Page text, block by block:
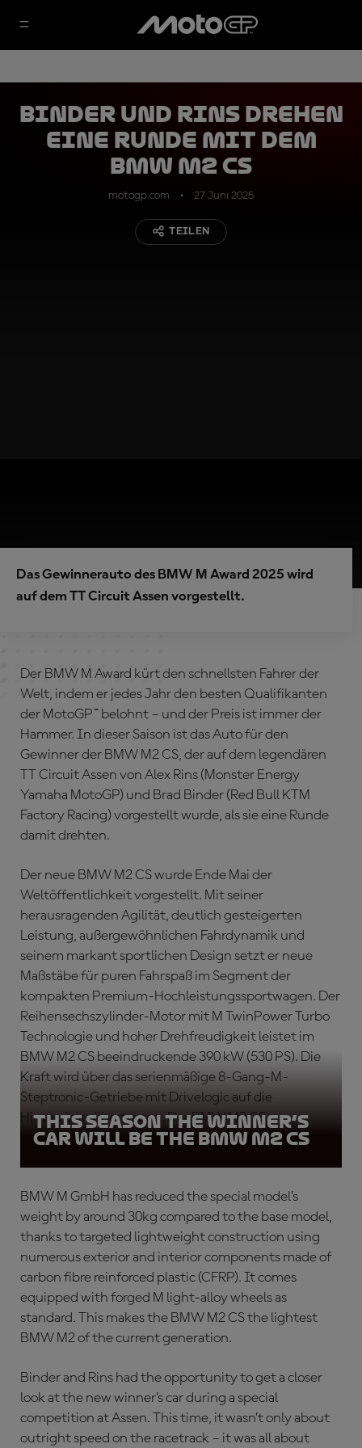
Binder und Rins drehen
eine Runde mit dem
BMW M2 CS
motogp.com 27 Juni 2025
TEILEN
Das Gewinnerauto des BMW M Award 2025 wird
auf dem TT Circuit Assen vorgestellt.
Der BMW M Award kürt den schnellsten Fahrer der
Welt, indem er jedes Jahr den besten Qualifikanten
der MotoGP™ belohnt – und der Preis ist immer der
Hammer. In dieser Saison ist das Auto für den
Gewinner der BMW M2 CS, der auf dem legendären
TT Circuit Assen von Alex Rins (Monster Energy
Yamaha MotoGP) und Brad Binder (Red Bull KTM
Factory Racing) vorgestellt wurde, als sie eine Runde
damit drehten.
Der neue BMW M2 CS wurde Ende Mai der
Weltöffentlichkeit vorgestellt. Mit seiner
herausragenden Agilität, deutlich gesteigerten
Leistung, außergewöhnlichen Fahrdynamik und
seinem markant sportlichen Design setzt er neue
Maßstäbe für puren Fahrspaß im Segment der
kompakten Premium-Hochleistungssportwagen. Der
Reihensechszylinder-Motor mit M TwinPower Turbo
Technologie und hoher Drehfreudigkeit leistet im
BMW M2 CS beeindruckende 390 kW (530 PS). Die
Kraft wird über das serienmäßige 8-Gang-M-
Steptronic-Getriebe mit Drivelogic auf die
Hinterräder übertragen. Der BMW M2 CS
beschleunigt in nur 3,8 Sekunden von 0 auf 100 km/h.
This season the winner’s
car will be the BMW M2 CS
BMW M GmbH has reduced the special model’s
weight by around 30kg compared to the base model,
thanks to targeted lightweight construction using
numerous exterior and interior components made of
carbon fibre reinforced plastic (CFRP). It comes
equipped with forged M light-alloy wheels as
standard. This makes the BMW M2 CS the lightest
BMW M2 of the current generation.
Binder and Rins had the opportunity to get a closer
look at the new winner’s car during a special
competition at Assen. This time, it wasn’t only about
outright speed on the racetrack – it was all about